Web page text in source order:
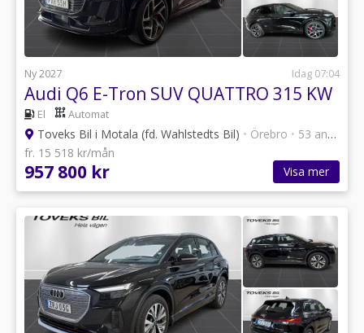
Ny 2027 Idag 07:04
Audi Q6 E-Tron SUV QUATTRO 315 KW
El Automat
Toveks Bil i Motala (fd. Wahlstedts Bil) • Örebro • 53 annonser
fr. 15 518 kr/mån
957 800 kr Visa mer